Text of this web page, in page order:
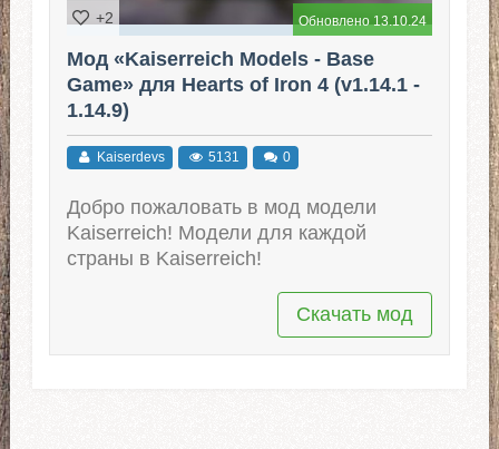
Обновлено 13.10.24
+2
Мод «Kaiserreich Models - Base
Game» для Hearts of Iron 4 (v1.14.1 -
1.14.9)
Kaiserdevs 5131 0
Добро пожаловать в мод модели
Kaiserreich! Модели для каждой
страны в Kaiserreich!
Скачать мод